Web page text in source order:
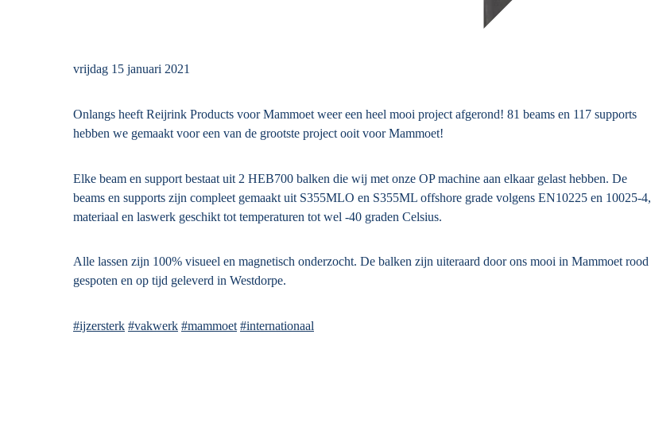
vrijdag 15 januari 2021
Onlangs heeft Reijrink Products voor Mammoet weer een heel mooi project afgerond! 81 beams en 117 supports
hebben we gemaakt voor een van de grootste project ooit voor Mammoet!
Elke beam en support bestaat uit 2 HEB700 balken die wij met onze OP machine aan elkaar gelast hebben. De
beams en supports zijn compleet gemaakt uit S355MLO en S355ML offshore grade volgens EN10225 en 10025-4,
materiaal en laswerk geschikt tot temperaturen tot wel -40 graden Celsius.
Alle lassen zijn 100% visueel en magnetisch onderzocht. De balken zijn uiteraard door ons mooi in Mammoet rood
gespoten en op tijd geleverd in Westdorpe.
#ijzersterk #vakwerk #mammoet #internationaal